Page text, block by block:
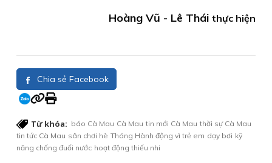
Hoàng Vũ - Lê Thái thực hiện
Chia sẻ Facebook
Từ khóa: báo Cà Mau Cà Mau tin mới Cà Mau thời sự Cà Mau
tin tức Cà Mau sân chơi hè Tháng Hành động vì trẻ em dạy bơi kỹ
năng chống đuối nước hoạt động thiếu nhi